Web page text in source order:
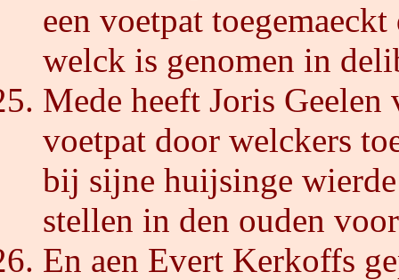
een voetpat
welck is genomen in
Mede heeft Joris Geelen
voetpat door welckers
bij sijne huijsinge wierde
stellen in den ouden
En aen Evert Kerkoffs